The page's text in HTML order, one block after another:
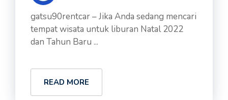
gatsu90rentcar – Jika Anda sedang mencari
tempat wisata untuk liburan Natal 2022
dan Tahun Baru ...
READ MORE